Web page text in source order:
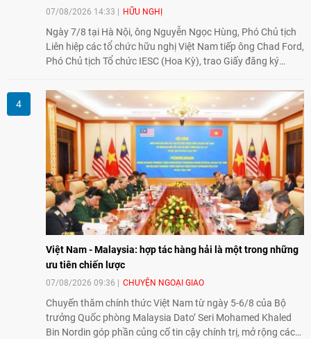
07/08/2026 14:33 HỮU NGHỊ
Ngày 7/8 tại Hà Nội, ông Nguyễn Ngọc Hùng, Phó Chủ tịch
Liên hiệp các tổ chức hữu nghị Việt Nam tiếp ông Chad Ford,
Phó Chủ tịch Tổ chức IESC (Hoa Kỳ), trao Giấy đăng ký
đổi về định hướng triển khai Dự án "Mở rộng Thương mại
Nông nghiệp và An toàn thực phẩm Hoa Kỳ - Việt Nam",
hướng tới thúc đẩy chuyển đổi số, hiện đại hóa nông nghiệp
và mở rộng hợp tác phát triển giữa hai nước.
Việt Nam - Malaysia: hợp tác hàng hải là một trong những
ưu tiên chiến lược
07/08/2026 09:36 CHUYỆN NGOẠI GIAO
Chuyến thăm chính thức Việt Nam từ ngày 5-6/8 của Bộ
trưởng Quốc phòng Malaysia Dato’ Seri Mohamed Khaled
Bin Nordin góp phần củng cố tin cậy chính trị, mở rộng các